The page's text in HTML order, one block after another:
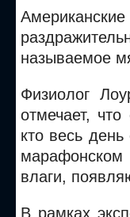
называемое
Физиолог
отмечает,
кто весь
влаги,
В рамках